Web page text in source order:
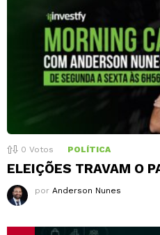
0 Votos POLÍTICA
ELEIÇÕES TRAVAM O
por Anderson Nunes